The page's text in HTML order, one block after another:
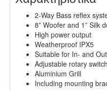
2-Way Bass reflex
8” Woofer and 1” Silk
High power output
Weatherproof IPX5
Suitable for In- and
Adjustable rotary
Aluminium Grill
Including mounting